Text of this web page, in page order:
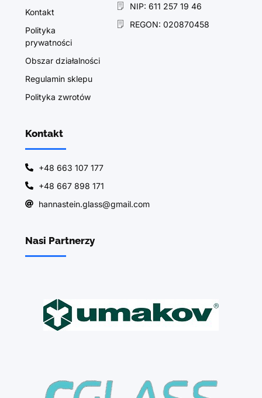
Kontakt
Polityka
prywatności
Obszar działalności
Regulamin sklepu
Polityka zwrotów
NIP: 611 257 19 46
REGON: 020870458
Kontakt
+48 663 107 177
+48 667 898 171
hannastein.glass@gmail.com
Nasi Partnerzy